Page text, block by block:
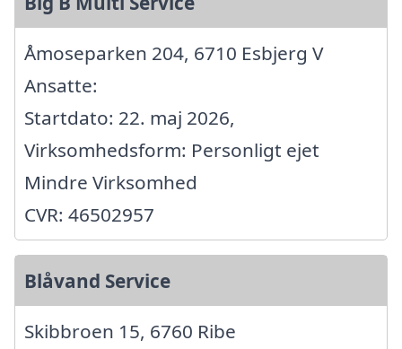
Åmoseparken 204, 6710 Esbjerg V
Ansatte:
Startdato: 22. maj 2026,
Virksomhedsform: Personligt ejet
Mindre Virksomhed
CVR: 46502957
Blåvand Service
Skibbroen 15, 6760 Ribe